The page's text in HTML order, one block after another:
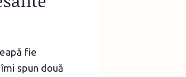
fie
spun două